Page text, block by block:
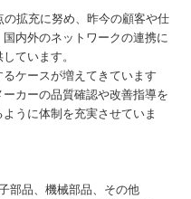
拡充に努め、昨今の顧客や仕
内外のネットワークの連携に
ています。
ケースが増えてきています
カーの品質確認や改善指導を
うに体制を充実させていま
部品、機械部品、その他